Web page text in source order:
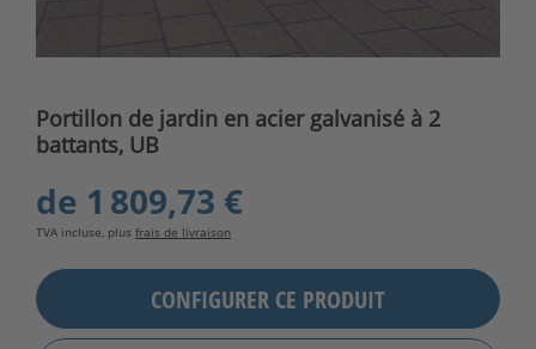
Portillon de jardin en acier galvanisé à 2
battants, UB
de 1 809,73 €
TVA incluse, plus frais de livraison
CONFIGURER CE PRODUIT